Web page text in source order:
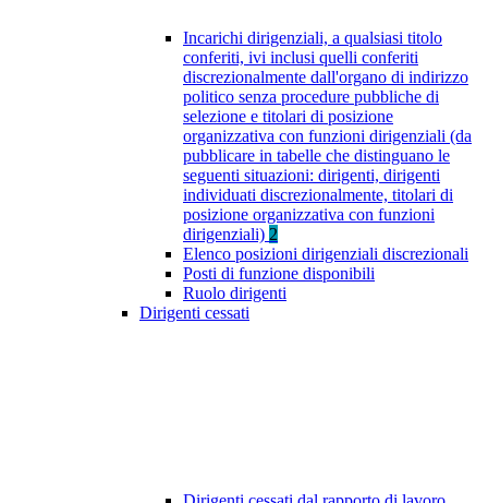
Incarichi dirigenziali, a qualsiasi titolo
conferiti, ivi inclusi quelli conferiti
discrezionalmente dall'organo di indirizzo
politico senza procedure pubbliche di
selezione e titolari di posizione
organizzativa con funzioni dirigenziali (da
pubblicare in tabelle che distinguano le
seguenti situazioni: dirigenti, dirigenti
individuati discrezionalmente, titolari di
posizione organizzativa con funzioni
dirigenziali) 2
Elenco posizioni dirigenziali discrezionali
Posti di funzione disponibili
Ruolo dirigenti
Dirigenti cessati